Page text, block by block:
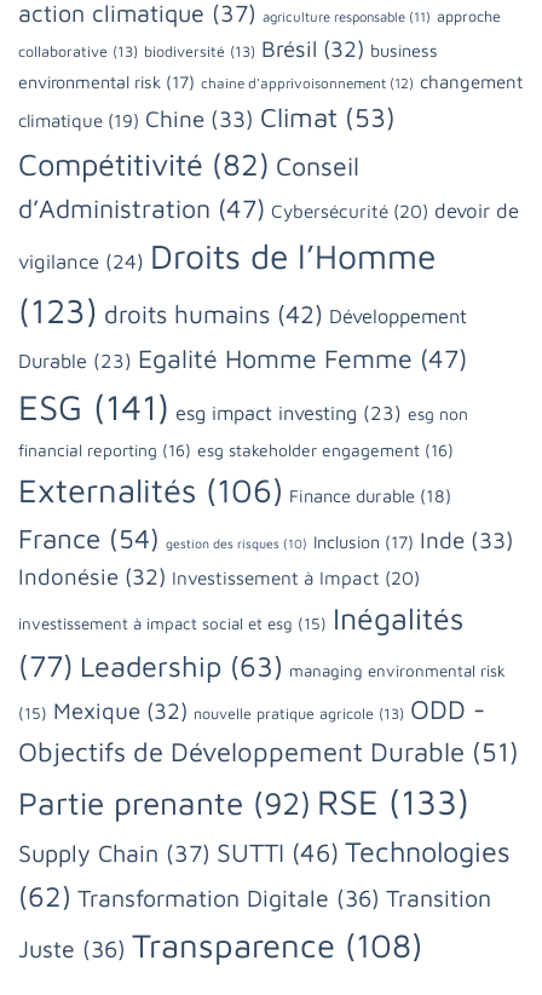
action climatique (37) agriculture responsable (11) approche
collaborative (13) biodiversité (13) Brésil (32) business
environmental risk (17) chaine d'apprivoisonnement (12) changement
climatique (19) Chine (33) Climat (53)
Compétitivité (82) Conseil
d’Administration (47) Cybersécurité (20) devoir de
vigilance (24) Droits de l’Homme
(123) droits humains (42) Développement
Durable (23) Egalité Homme Femme (47)
ESG (141) esg impact investing (23) esg non
financial reporting (16) esg stakeholder engagement (16)
Externalités (106) Finance durable (18)
France (54) gestion des risques (10) Inclusion (17) Inde (33)
Indonésie (32) Investissement à Impact (20)
investissement à impact social et esg (15) Inégalités
(77) Leadership (63) managing environmental risk
(15) Mexique (32) nouvelle pratique agricole (13) ODD -
Objectifs de Développement Durable (51)
Partie prenante (92) RSE (133)
Supply Chain (37) SUTTI (46) Technologies
(62) Transformation Digitale (36) Transition
Juste (36) Transparence (108)